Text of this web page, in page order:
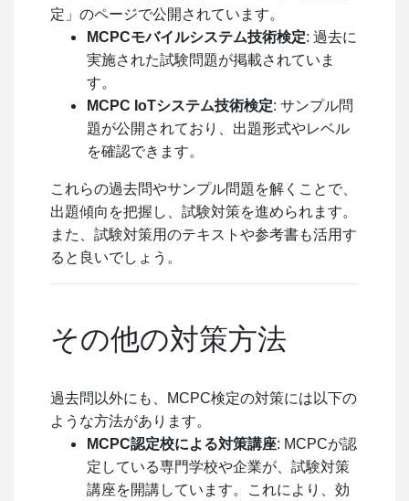
定」のページで公開されています。
MCPCモバイルシステム技術検定: 過去に
実施された試験問題が掲載されていま
す。
MCPC IoTシステム技術検定: サンプル問
題が公開されており、出題形式やレベル
を確認できます。
これらの過去問やサンプル問題を解くことで、
出題傾向を把握し、試験対策を進められます。
また、試験対策用のテキストや参考書も活用す
ると良いでしょう。
その他の対策方法
過去問以外にも、MCPC検定の対策には以下の
ような方法があります。
MCPC認定校による対策講座: MCPCが認
定している専門学校や企業が、試験対策
講座を開講しています。これにより、効